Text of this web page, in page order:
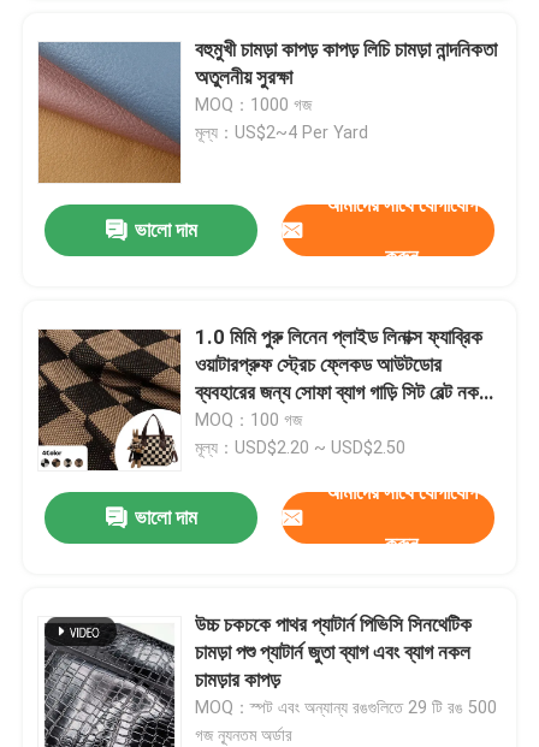
বহুমুখী চামড়া কাপড় কাপড় লিচি চামড়া নান্দনিকতা
অতুলনীয় সুরক্ষা
MOQ：1000 গজ
মূল্য：US$2~4 Per Yard
ভালো দাম
আমাদের সাথে যোগাযোগ
করুন
1.0 মিমি পুরু লিনেন প্লাইড লিনাক্স ফ্যাব্রিক
ওয়াটারপ্রুফ স্ট্রেচ ফ্লেকড আউটডোর
ব্যবহারের জন্য সোফা ব্যাগ গাড়ি সিট বেল্ট নকল
চামড়া বোনা ব্যাকপ্যাক
MOQ：100 গজ
মূল্য：USD$2.20 ~ USD$2.50
ভালো দাম
আমাদের সাথে যোগাযোগ
করুন
উচ্চ চকচকে পাথর প্যাটার্ন পিভিসি সিনথেটিক
চামড়া পশু প্যাটার্ন জুতা ব্যাগ এবং ব্যাগ নকল
চামড়ার কাপড়
MOQ：স্পট এবং অন্যান্য রঙগুলিতে 29 টি রঙ 500
গজ ন্যূনতম অর্ডার